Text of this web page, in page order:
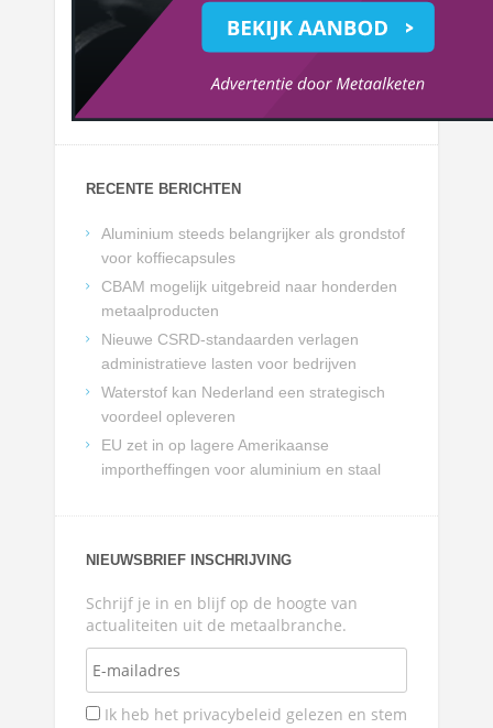
RECENTE BERICHTEN
Aluminium steeds belangrijker als grondstof
voor koffiecapsules
CBAM mogelijk uitgebreid naar honderden
metaalproducten
Nieuwe CSRD-standaarden verlagen
administratieve lasten voor bedrijven
Waterstof kan Nederland een strategisch
voordeel opleveren
EU zet in op lagere Amerikaanse
importheffingen voor aluminium en staal
NIEUWSBRIEF INSCHRIJVING
Schrijf je in en blijf op de hoogte van
actualiteiten uit de metaalbranche.
Ik heb het privacybeleid gelezen en stem